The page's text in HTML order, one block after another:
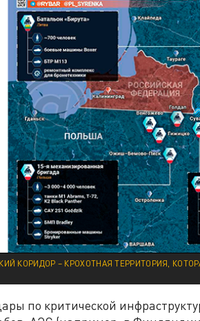
КОРИДОР – КРОХОТНАЯ ТЕРРИТОРИЯ,
по критической